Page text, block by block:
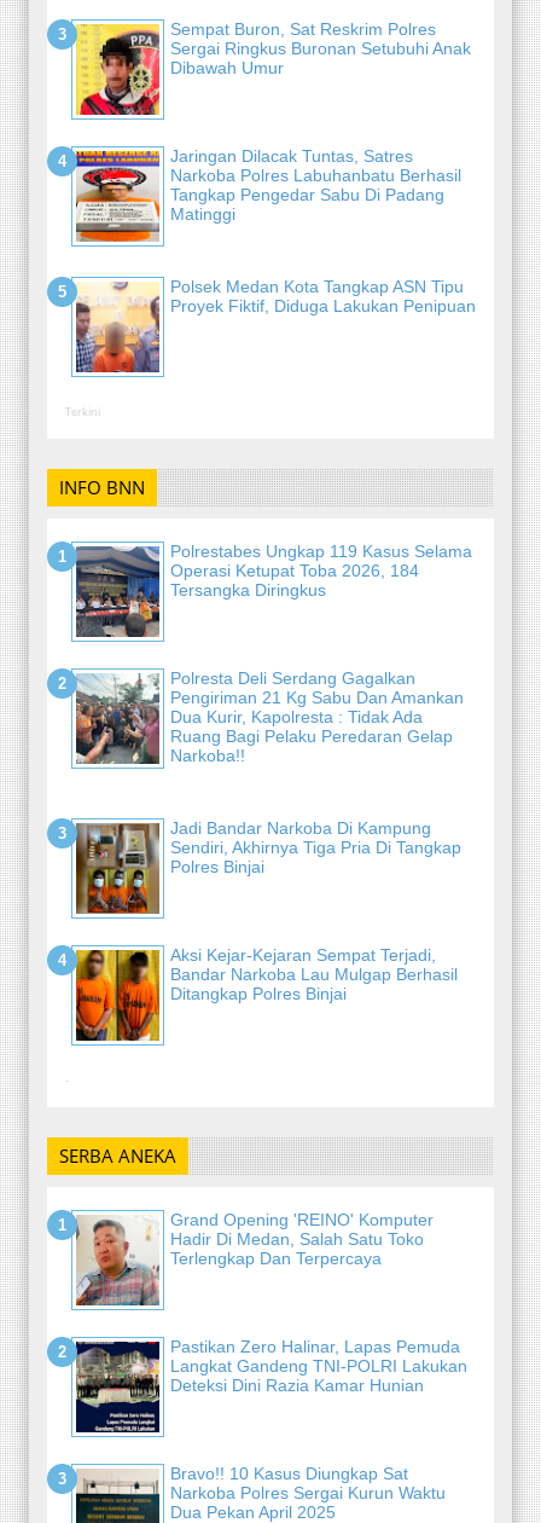
Sempat Buron, Sat Reskrim Polres
Sergai Ringkus Buronan Setubuhi Anak
Dibawah Umur
Jaringan Dilacak Tuntas, Satres
Narkoba Polres Labuhanbatu Berhasil
Tangkap Pengedar Sabu Di Padang
Matinggi
Polsek Medan Kota Tangkap ASN Tipu
Proyek Fiktif, Diduga Lakukan Penipuan
Terkini
INFO BNN
Polrestabes Ungkap 119 Kasus Selama
Operasi Ketupat Toba 2026, 184
Tersangka Diringkus
Polresta Deli Serdang Gagalkan
Pengiriman 21 Kg Sabu Dan Amankan
Dua Kurir, Kapolresta : Tidak Ada
Ruang Bagi Pelaku Peredaran Gelap
Narkoba!!
Jadi Bandar Narkoba Di Kampung
Sendiri, Akhirnya Tiga Pria Di Tangkap
Polres Binjai
Aksi Kejar-Kejaran Sempat Terjadi,
Bandar Narkoba Lau Mulgap Berhasil
Ditangkap Polres Binjai
-
SERBA ANEKA
Grand Opening 'REINO' Komputer
Hadir Di Medan, Salah Satu Toko
Terlengkap Dan Terpercaya
Pastikan Zero Halinar, Lapas Pemuda
Langkat Gandeng TNI-POLRI Lakukan
Deteksi Dini Razia Kamar Hunian
Bravo!! 10 Kasus Diungkap Sat
Narkoba Polres Sergai Kurun Waktu
Dua Pekan April 2025